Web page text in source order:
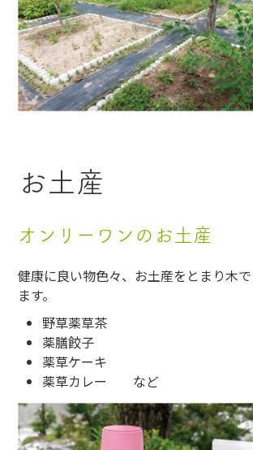
お土産
オンリーワンのお土産
健康に良い物色々、お土産をとまり木
ます。
野草薬草茶
薬膳餃子
薬草ケーキ
薬草カレー など